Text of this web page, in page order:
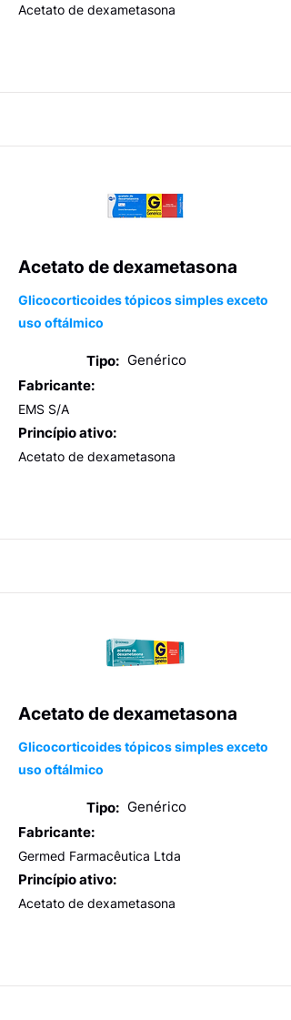
Acetato de dexametasona
Acetato de dexametasona
Glicocorticoides tópicos simples exceto
uso oftálmico
Tipo: Genérico
Fabricante:
EMS S/A
Princípio ativo:
Acetato de dexametasona
Acetato de dexametasona
Glicocorticoides tópicos simples exceto
uso oftálmico
Tipo: Genérico
Fabricante:
Germed Farmacêutica Ltda
Princípio ativo:
Acetato de dexametasona